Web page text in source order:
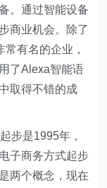
。通过智能设备
商业机会。除了
有名的企业，
了Alexa智能语
取得不错的成
步是1995年，
子商务方式起步
两个概念，现在